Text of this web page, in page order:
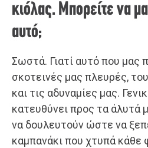
κιόλας. Μπορείτε να
αυτό;
Σωστά. Γιατί αυτό που μας
σκοτεινές μας πλευρές,
και τις αδυναμίες μας.
κατευθύνει προς τα άλυτά
να δουλευτούν ώστε να
καμπανάκι που χτυπά κάθε